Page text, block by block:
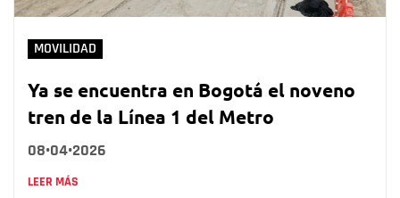
MOVILIDAD
Ya se encuentra en Bogotá el noveno
tren de la Línea 1 del Metro
08•04•2026
LEER MÁS